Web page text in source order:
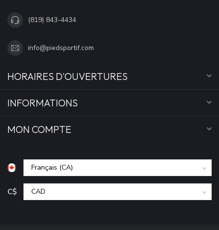
(819) 843-4434
info@piedsportif.com
HORAIRES D'OUVERTURES
INFORMATIONS
MON COMPTE
C$